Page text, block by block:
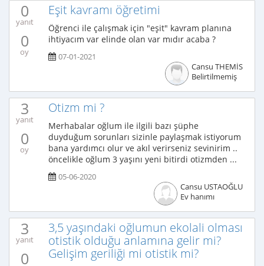
0
yanıt
0
oy
Eşit kavramı öğretimi
Öğrenci ile çalışmak için "eşit" kavram planına
ihtiyacım var elinde olan var mıdır acaba ?
07-01-2021
Cansu THEMİS
Belirtilmemiş
3
yanıt
0
oy
Otizm mi ?
Merhabalar oğlum ile ilgili bazı şüphe
duyduğum sorunları sizinle paylaşmak istiyorum
bana yardımcı olur ve akıl verirseniz sevinirim ..
öncelikle oğlum 3 yaşını yeni bitirdi otizmden ...
05-06-2020
Cansu USTAOĞLU
Ev hanımı
3
yanıt
0
3,5 yaşındaki oğlumun ekolali olması
otistik olduğu anlamına gelir mi?
Gelişim geriliği mi otistik mi?